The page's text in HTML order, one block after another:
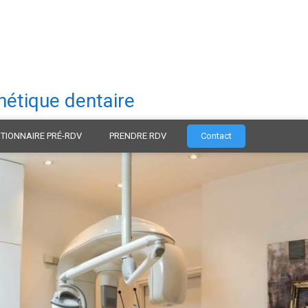
dentaire
PRÉ-RDV PRENDRE RDV Contact